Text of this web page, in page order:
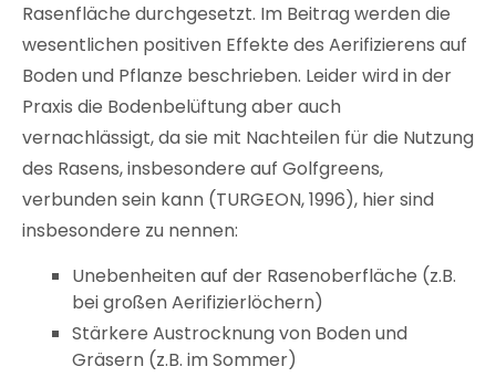
Rasenfläche durchgesetzt. Im Beitrag werden die
wesentlichen positiven Effekte des Aerifizierens auf
Boden und Pflanze beschrieben. Leider wird in der
Praxis die Bodenbelüftung aber auch
vernachlässigt, da sie mit Nachteilen für die Nutzung
des Rasens, insbesondere auf Golfgreens,
verbunden sein kann (TURGEON, 1996), hier sind
insbesondere zu nennen:
Unebenheiten auf der Rasenoberfläche (z.B.
bei großen Aerifizierlöchern)
Stärkere Austrocknung von Boden und
Gräsern (z.B. im Sommer)